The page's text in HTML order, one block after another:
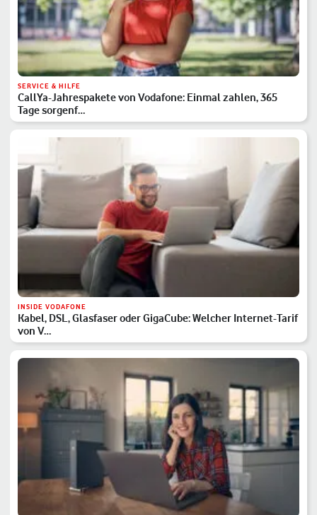
SERVICE & HILFE
CallYa-Jahrespakete von Vodafone: Einmal zahlen, 365
Tage sorgenf…
INSIDE VODAFONE
Kabel, DSL, Glasfaser oder GigaCube: Welcher Internet-Tarif
von V…